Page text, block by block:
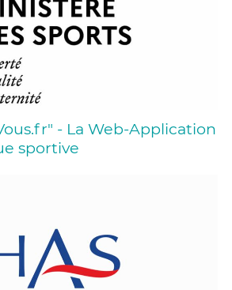
- La Web-Application
sportive